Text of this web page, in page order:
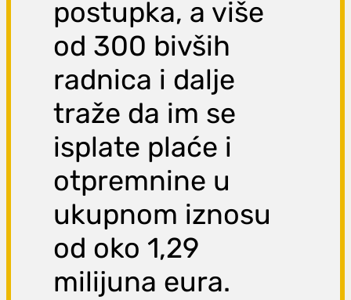
postupka, a više
od 300 bivših
radnica i dalje
traže da im se
isplate plaće i
otpremnine u
ukupnom iznosu
od oko 1,29
milijuna eura.